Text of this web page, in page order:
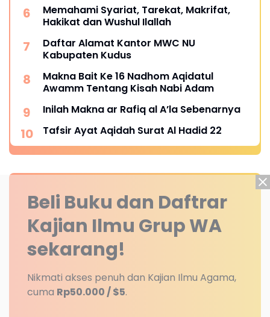
Memahami Syariat, Tarekat, Makrifat,
Hakikat dan Wushul Ilallah
Daftar Alamat Kantor MWC NU
Kabupaten Kudus
Makna Bait Ke 16 Nadhom Aqidatul
Awamm Tentang Kisah Nabi Adam
Inilah Makna ar Rafiq al A’la Sebenarnya
Tafsir Ayat Aqidah Surat Al Hadid 22
Beli Buku dan Daftrar
Kajian Ilmu Grup WA
sekarang!
Nikmati akses penuh dan Kajian Ilmu Agama,
cuma Rp50.000 / $5.